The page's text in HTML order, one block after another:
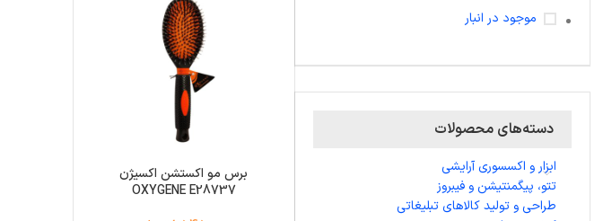
موجود در انبار
دسته‌های محصولات
ابزار و اکسسوری آرایشی
تتو، پیگمنتیشن و فیبروز
طراحی و تولید کالاهای تبلیغاتی
برس مو اکستشن اکسیژن
OXYGENE E28737